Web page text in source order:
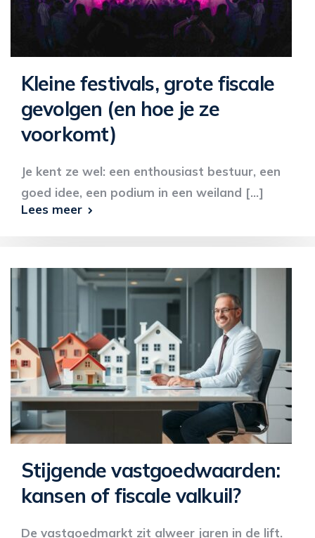
Kleine festivals, grote fiscale
gevolgen (en hoe je ze
voorkomt)
Je kent ze wel: een enthousiast bestuur, een
goed idee, een podium in een weiland [...]
Lees meer
Stijgende vastgoedwaarden:
kansen of fiscale valkuil?
De vastgoedmarkt zit alweer jaren in de lift.